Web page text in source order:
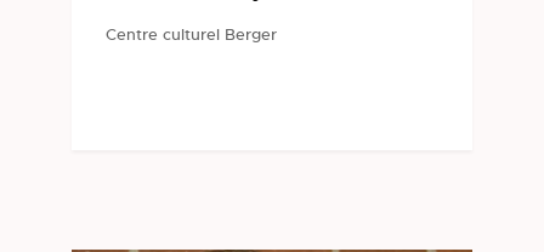
Centre culturel Berger